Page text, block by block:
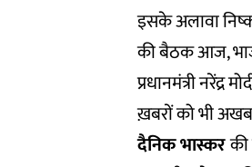
इसके अलावा
की बैठक आज,
प्रधानमंत्री
ख़बरों को भी
दैनिक भास्कर